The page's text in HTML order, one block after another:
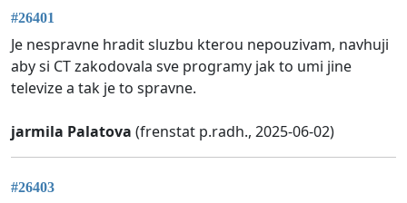
#26401
Je nespravne hradit sluzbu kterou nepouzivam, navhuji
aby si CT zakodovala sve programy jak to umi jine
televize a tak je to spravne.
jarmila Palatova (frenstat p.radh., 2025-06-02)
#26403